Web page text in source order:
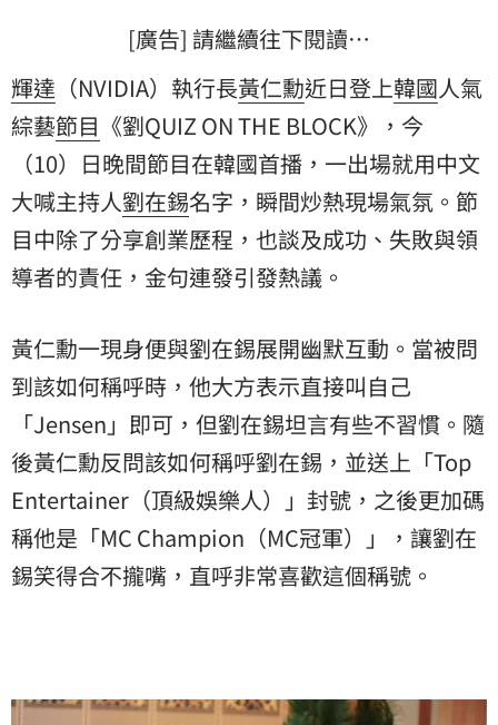
[廣告] 請繼續往下閱讀…
輝達 （NVIDIA）執行長黃仁勳近日登上韓國人氣
綜藝節目 《劉QUIZ ON THE BLOCK》，今
（10）日晚間節目在韓國首播，一出場就用中文
大喊主持人劉在錫名字，瞬間炒熱現場氣氛。節
目中除了分享創業歷程，也談及成功、失敗與領
導者的責任，金句連發引發熱議。
黃仁勳一現身便與劉在錫展開幽默互動。當被問
到該如何稱呼時，他大方表示直接叫自己
「Jensen」即可，但劉在錫坦言有些不習慣。隨
後黃仁勳反問該如何稱呼劉在錫，並送上「Top
Entertainer（頂級娛樂人）」封號，之後更加碼
稱他是「MC Champion（MC冠軍）」，讓劉在
錫笑得合不攏嘴，直呼非常喜歡這個稱號。